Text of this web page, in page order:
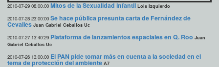
2010-07-29 08:00:00 Mitos de la Sexualidad infantil Lois Izquierdo
2010-07-28 23:00:00 Se hace pública presunta carta de Fernández de
Cevalles Juan Gabriel Ceballos Uc
2010-07-27 13:40:29 Plataforma de lanzamientos espaciales en Q. Roo Juan
Gabriel Ceballos Uc
2010-07-26 13:00:00 El PAN pide tomar más en cuenta a la sociedad en el
tema de protección del ambiente A7